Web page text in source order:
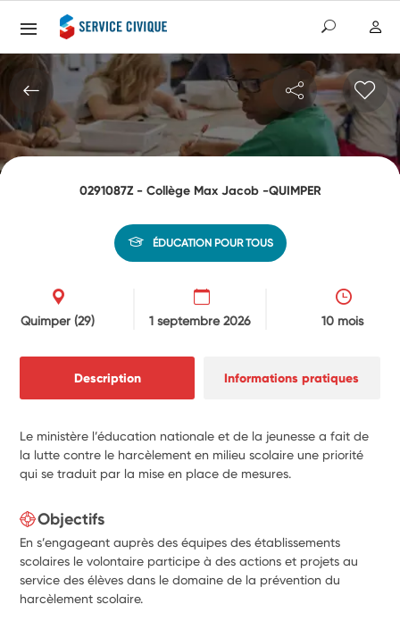
0291087Z - Collège Max Jacob -QUIMPER
ÉDUCATION POUR TOUS
Quimper(29) 1 septembre 2026 10 mois
Description Informations pratiques
Le ministère l’éducation nationale et de la jeunesse a fait de
la lutte contre le harcèlement en milieu scolaire une priorité
qui se traduit par la mise en place de mesures.
Objectifs
En s’engageant auprès des équipes des établissements
scolaires le volontaire participe à des actions et projets au
service des élèves dans le domaine de la prévention du
harcèlement scolaire.